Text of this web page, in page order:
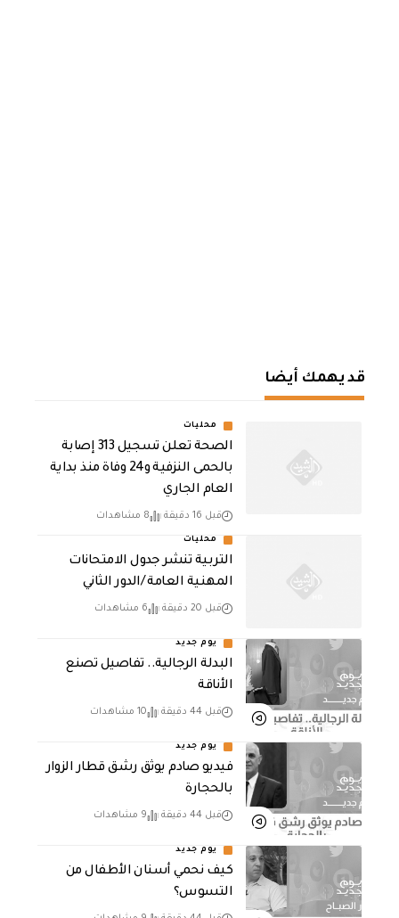
قد يهمك أيضا
محليات
الصحة تعلن تسجيل 313 إصابة
بالحمى النزفية و24 وفاة منذ بداية
العام الجاري
قبل 16 دقيقة 8 مشاهدات
محليات
التربية تنشر جدول الامتحانات
المهنية العامة /الدور الثاني
قبل 20 دقيقة 6 مشاهدات
يوم جديد
البدلة الرجالية.. تفاصيل تصنع
الأناقة
قبل 44 دقيقة 10 مشاهدات
يوم جديد
فيديو صادم يوثق رشق قطار الزوار
بالحجارة
قبل 44 دقيقة 9 مشاهدات
يوم جديد
كيف نحمي أسنان الأطفال من
التسوس؟